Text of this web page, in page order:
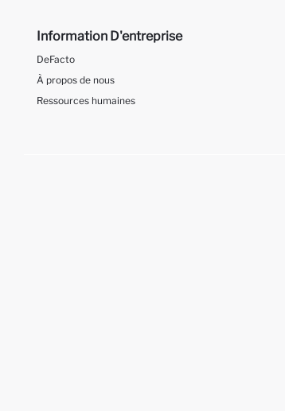
Information D'entreprise
DeFacto
À propos de nous
Ressources humaines